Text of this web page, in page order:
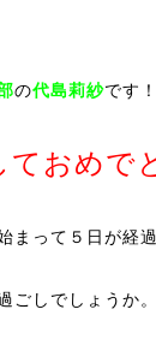
の代島莉紗です！
ておめで
まって５日が経
ごしでしょうか。